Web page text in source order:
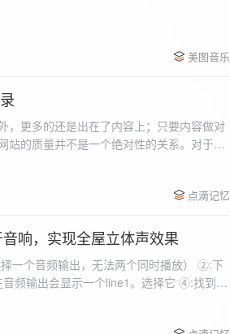
路径 * @param $zip zip 对象 */ function
美图音乐
，更多的还是出在了内容上；只要内容做对
站的质量并不是一个绝对性的关系。对于质
点滴记忆
响，实现全屋立体声效果
一个音频输出，无法两个同时播放） ②:下
会显示一个line1。选择它 ④:找到安